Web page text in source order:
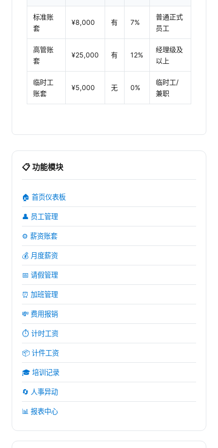
标准账
套
¥8,000 有 7%
普通正式
员工
高管账
套
¥25,000 有 12%
经理级及
以上
临时工
账套
¥5,000 无 0%
临时工/
兼职
📋 功能模块
🏠 首页仪表板
👤 员工管理
⚙️ 薪资账套
💰 月度薪资
📅 请假管理
⏰ 加班管理
💸 费用报销
⏱️ 计时工资
📦 计件工资
🎓 培训记录
🔄 人事异动
📊 报表中心